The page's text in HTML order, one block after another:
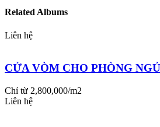
Related Albums
Liên hệ
CỬA VÒM CHO PHÒNG
Chỉ từ 2,800,000/m2
Liên hệ